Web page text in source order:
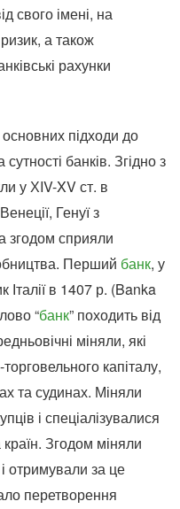
свого імені, на
а також
рахунки
основних підходи до
банків. Згідно з
у ХIV-XV ст. в
Генуї з
згодом сприяли
Перший банк, у
Італії в 1407 р. (Banka
“банк” походить від
міняли, які
капіталу,
та судинах. Міняли
і спеціалізувалися
країн. Згодом міняли
і отримували за це
перетворення